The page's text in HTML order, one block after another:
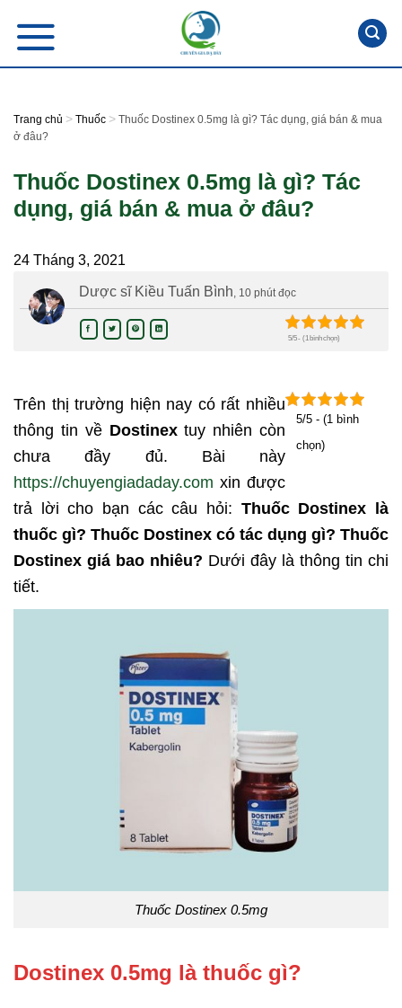
content
Trang chủ > Thuốc > Thuốc Dostinex 0.5mg là gì? Tác dụng, giá bán & mua
ở đâu?
Thuốc Dostinex 0.5mg là gì? Tác
dụng, giá bán & mua ở đâu?
24 Tháng 3, 2021
Dược sĩ Kiều Tuấn Bình, 10 phút đọc
5/5 - (1 bình chọn)
5/5 - (1 bình
chọn)
Trên thị trường hiện nay có rất nhiều
thông tin về Dostinextuy nhiên còn
chưa đầy đủ. Bài này
https://chuyengiadaday.com xin được
trả lời cho bạn các câu hỏi: Thuốc Dostinex là
thuốc gì? Thuốc Dostinex có tác dụng gì? Thuốc
Dostinex giá bao nhiêu? Dưới đây là thông tin chi
tiết.
Thuốc Dostinex 0.5mg
Dostinex 0.5mg là thuốc gì?